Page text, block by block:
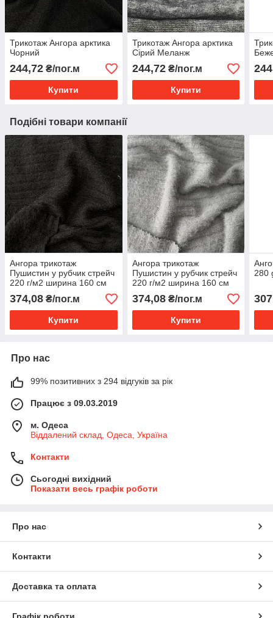
Трикотаж Ангора арктика
Чорний
244,72 ₴/пог.м
Купити
Трикотаж Ангора арктика
Сірий Меланж
244,72₴/пог.м
Купити
Подібні товари компанії
Ангора трикотаж
Пушистин у рубчик стрейч
220 г/м2 ширина 160 см
374,08 ₴/пог.м
Купити
Ангора трикотаж
Пушистин у рубчик стрейч
220 г/м2 ширина 160 см
374,08₴/пог.м
Купити
280
Про нас
99% позитивних з 294 відгуків за рік
Працює з 09.03.2019
м. Одеса
Віддалений склад, Одеса, Україна
Контакти
Сьогодні вихідний
Показати весь графік роботи
Про нас
Контакти
Доставка та оплата